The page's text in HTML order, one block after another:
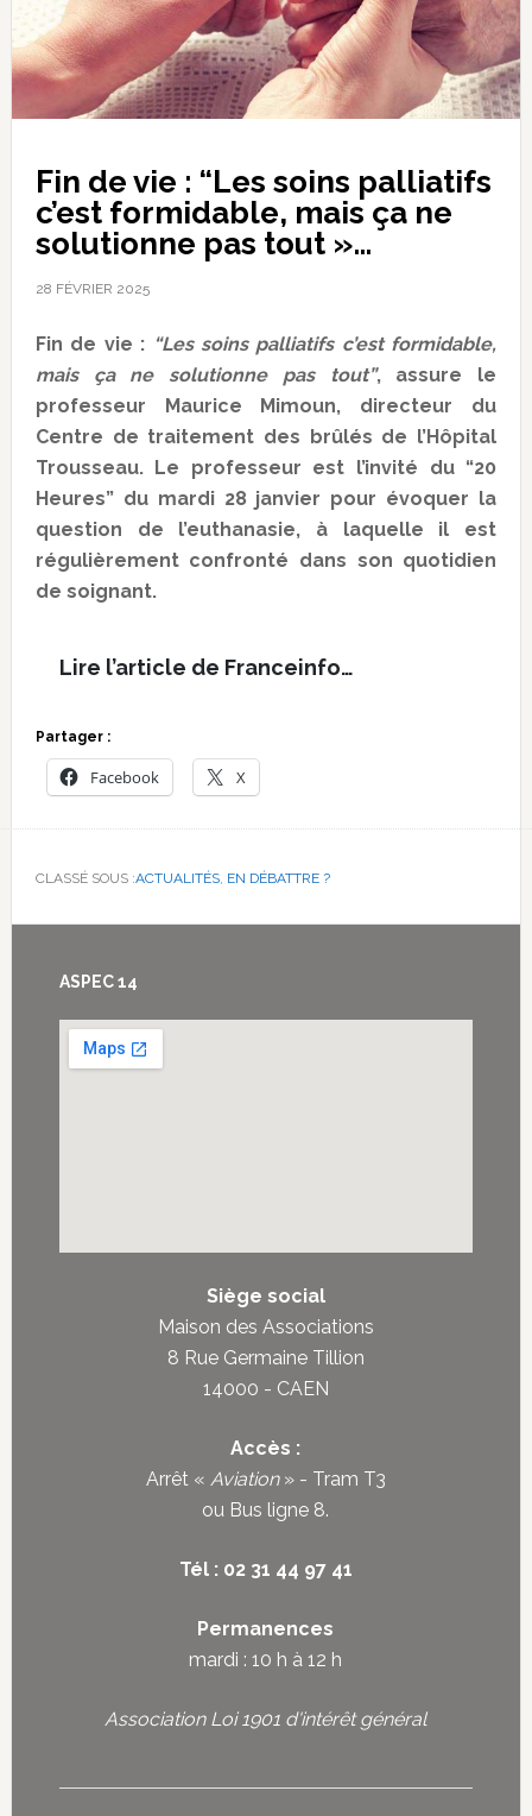
Fin de vie : “Les soins palliatifs
c’est formidable, mais ça ne
solutionne pas tout »…
28 FÉVRIER 2025
Fin de vie : “Les soins palliatifs c’est formidable,
mais ça ne solutionne pas tout”, assure le
professeur Maurice Mimoun, directeur du
Centre de traitement des brûlés de l’Hôpital
Trousseau. Le professeur est l’invité du “20
Heures” du mardi 28 janvier pour évoquer la
question de l’euthanasie, à laquelle il est
régulièrement confronté dans son quotidien
de soignant.
Lire l’article de Franceinfo…
Partager :
Facebook X
CLASSÉ SOUS :ACTUALITÉS, EN DÉBATTRE ?
Footer
ASPEC 14
Siège social
Maison des Associations
8 Rue Germaine Tillion
14000 - CAEN
Accès :
Arrêt « Aviation» - Tram T3
ou Bus ligne 8.
Tél : 02 31 44 97 41
Permanences
mardi : 10 h à 12 h
Association Loi 1901 d'intérêt général